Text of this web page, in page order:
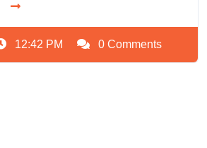
12:42 PM 0 Comments